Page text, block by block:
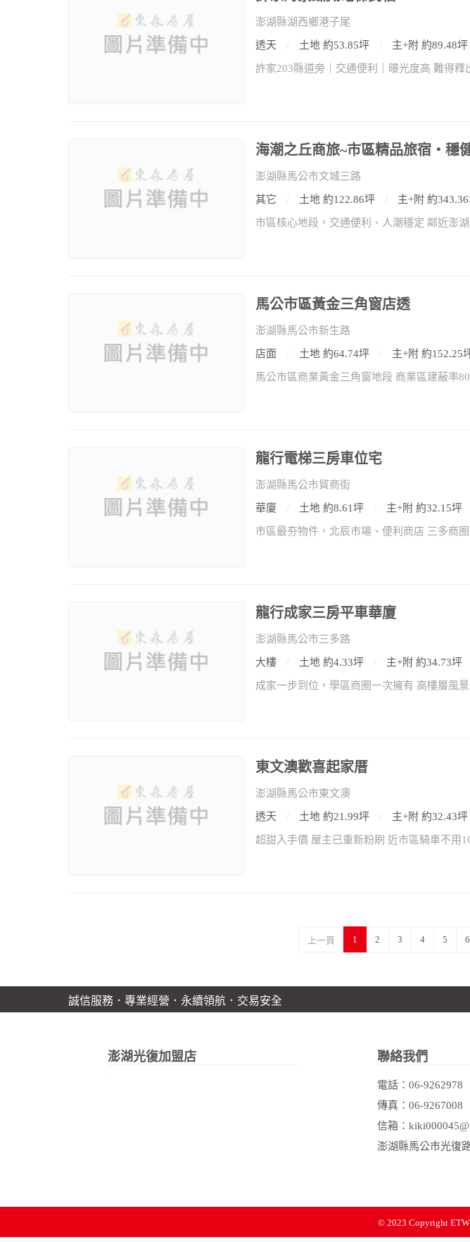
澎湖縣湖西鄉港子尾
透天 土地 約53.85坪 主+附 約89.48坪
海潮之丘商旅~市區精品旅宿・穩
澎湖縣馬公市文城三路
其它 土地 約122.86坪 主+附 約
馬公市區黃金三角窗店透
澎湖縣馬公市新生路
店面 土地 約64.74坪 主+附 約152.25
龍行電梯三房車位宅
澎湖縣馬公市貿商街
華廈 土地 約8.61坪 主+附 約32.15坪
龍行成家三房平車華廈
澎湖縣馬公市三多路
大樓 土地 約4.33坪 主+附 約34.73坪
東文澳歡喜起家厝
澎湖縣馬公市東文澳
透天 土地 約21.99坪 主+附 約32.43坪
超甜入手價 屋主已重新粉刷 近市區騎車不用
上一頁 1 2 3 4 5 6
誠信服務．專業經營．永續領航．交易安全
澎湖光復加盟店 聯絡我們
電話：06-9262978
傳真：06-9267008
信箱：
澎湖縣馬公市光復
© 2023 Copyright